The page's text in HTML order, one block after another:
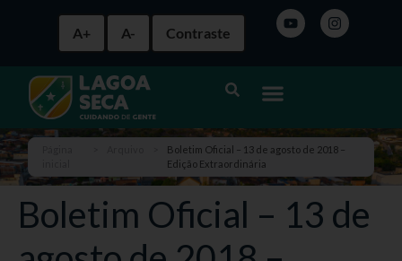
A+ A- Contraste
Boletim Oficial – 13 de agosto de 2018 –
Edição Extraordinária
Boletim Oficial – 13 de